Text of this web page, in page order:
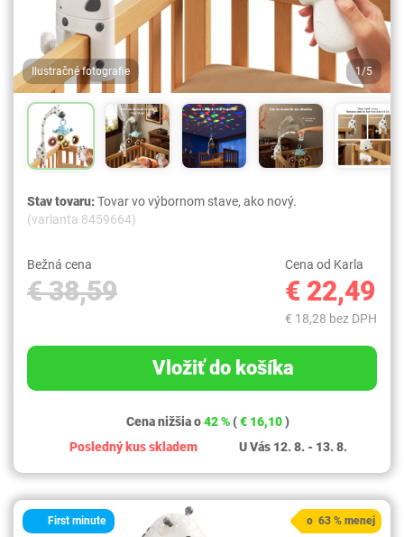
Ilustračné fotografie 1/5
Stav tovaru:Tovar vo výbornom stave, ako nový.
(varianta 8459664)
Bežná cena
€ 38,59
Cena od Karla
€ 22,49
€ 18,28 bez DPH
Vložiť do košíka
Cena nižšia o42 % (€ 16,10)
Posledný kus skladem
U Vás 12. 8. - 13. 8.
First minute o 63 % menej